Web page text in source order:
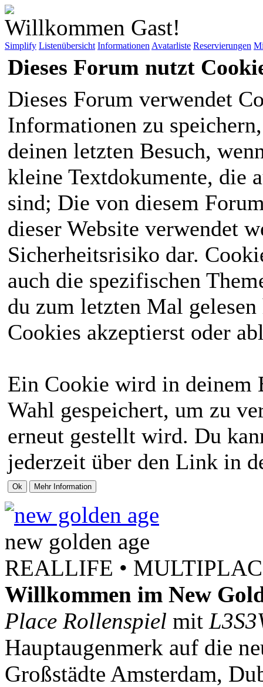
Willkommen Gast!
Simplify Listenübersicht Informationen Avatarliste Reservierungen
Dieses Forum nutzt
Dieses Forum verwendet
Informationen zu
deinen letzten Besuch,
kleine Textdokumente, die
sind; Die von diesem
dieser Website verwendet
Sicherheitsrisiko dar.
auch die spezifischen
du zum letzten Mal
Cookies akzeptierst oder
Ein Cookie wird in deinem
Wahl gespeichert, um zu
erneut gestellt wird. Du
jederzeit über den Link in
new golden age
REALLIFE •
Willkommen im New
Place Rollenspiel mit
Hauptaugenmerk auf die
Großstädte Amsterdam,